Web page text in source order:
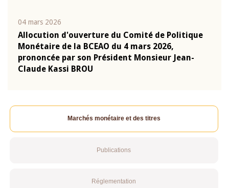
04 mars 2026
Allocution d'ouverture du Comité de Politique
Monétaire de la BCEAO du 4 mars 2026,
prononcée par son Président Monsieur Jean-
Claude Kassi BROU
Marchés monétaire et des titres
Publications
Réglementation